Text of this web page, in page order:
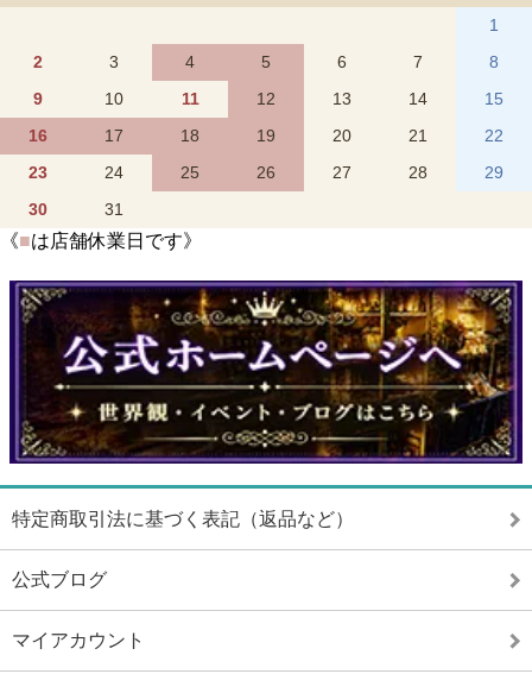
1
2
3 4 5 6 7
8
9
10 11 12 13 14
15
16
17 18 19 20 21
22
23
24 25 26 27 28
29
30
31
《■は店舗休業日です》
特定商取引法に基づく表記（返品など）
公式ブログ
マイアカウント